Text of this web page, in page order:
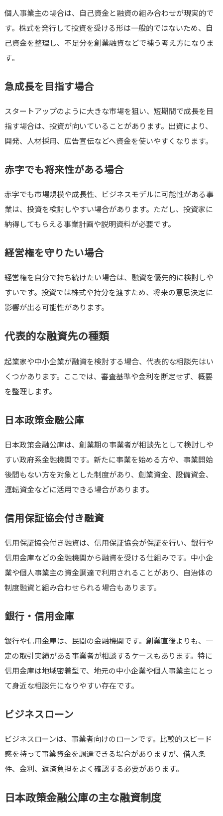
個人事業主の場合は、自己資金と融資の組み合わせが現実的で
す。株式を発行して投資を受ける形は一般的ではないため、自
己資金を整理し、不足分を創業融資などで補う考え方になりま
す。
急成長を目指す場合
スタートアップのように大きな市場を狙い、短期間で成長を目
指す場合は、投資が向いていることがあります。出資により、
開発、人材採用、広告宣伝などへ資金を使いやすくなります。
赤字でも将来性がある場合
赤字でも市場規模や成長性、ビジネスモデルに可能性がある事
業は、投資を検討しやすい場合があります。ただし、投資家に
納得してもらえる事業計画や説明資料が必要です。
経営権を守りたい場合
経営権を自分で持ち続けたい場合は、融資を優先的に検討しや
すいです。投資では株式や持分を渡すため、将来の意思決定に
影響が出る可能性があります。
代表的な融資先の種類
起業家や中小企業が融資を検討する場合、代表的な相談先はい
くつかあります。ここでは、審査基準や金利を断定せず、概要
を整理します。
日本政策金融公庫
日本政策金融公庫は、創業期の事業者が相談先として検討しや
すい政府系金融機関です。新たに事業を始める方や、事業開始
後間もない方を対象とした制度があり、創業資金、設備資金、
運転資金などに活用できる場合があります。
信用保証協会付き融資
信用保証協会付き融資は、信用保証協会が保証を行い、銀行や
信用金庫などの金融機関から融資を受ける仕組みです。中小企
業や個人事業主の資金調達で利用されることがあり、自治体の
制度融資と組み合わせられる場合もあります。
銀行・信用金庫
銀行や信用金庫は、民間の金融機関です。創業直後よりも、一
定の取引実績がある事業者が相談するケースもあります。特に
信用金庫は地域密着型で、地元の中小企業や個人事業主にとっ
て身近な相談先になりやすい存在です。
ビジネスローン
ビジネスローンは、事業者向けのローンです。比較的スピード
感を持って事業資金を調達できる場合がありますが、借入条
件、金利、返済負担をよく確認する必要があります。
日本政策金融公庫の主な融資制度